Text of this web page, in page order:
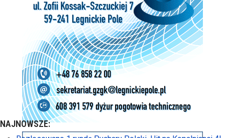
NAJNOWSZE: